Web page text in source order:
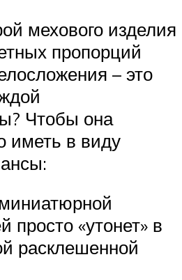
мехового изделия
пропорций
– это
Чтобы она
иметь в виду
просто «утонет» в
расклешенной